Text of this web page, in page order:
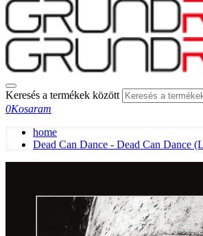
Keresés a termékek között
0Kosaram
home
Dead Can Dance - Dead Can Dance